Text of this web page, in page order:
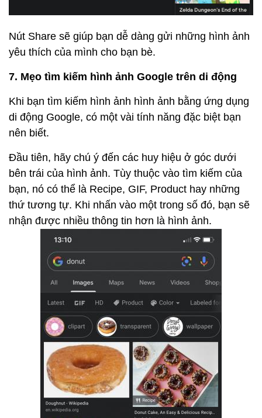
Nút Share sẽ giúp bạn dễ dàng gửi những hình ảnh
yêu thích của mình cho bạn bè.
7. Mẹo tìm kiếm hình ảnh Google trên di động
Khi bạn tìm kiếm hình ảnh hình ảnh bằng ứng dụng
di động Google, có một vài tính năng đặc biệt bạn
nên biết.
Đầu tiên, hãy chú ý đến các huy hiệu ở góc dưới
bên trái của hình ảnh. Tùy thuộc vào tìm kiếm của
bạn, nó có thể là Recipe, GIF, Product hay những
thứ tương tự. Khi nhấn vào một trong số đó, bạn sẽ
nhận được nhiều thông tin hơn là hình ảnh.